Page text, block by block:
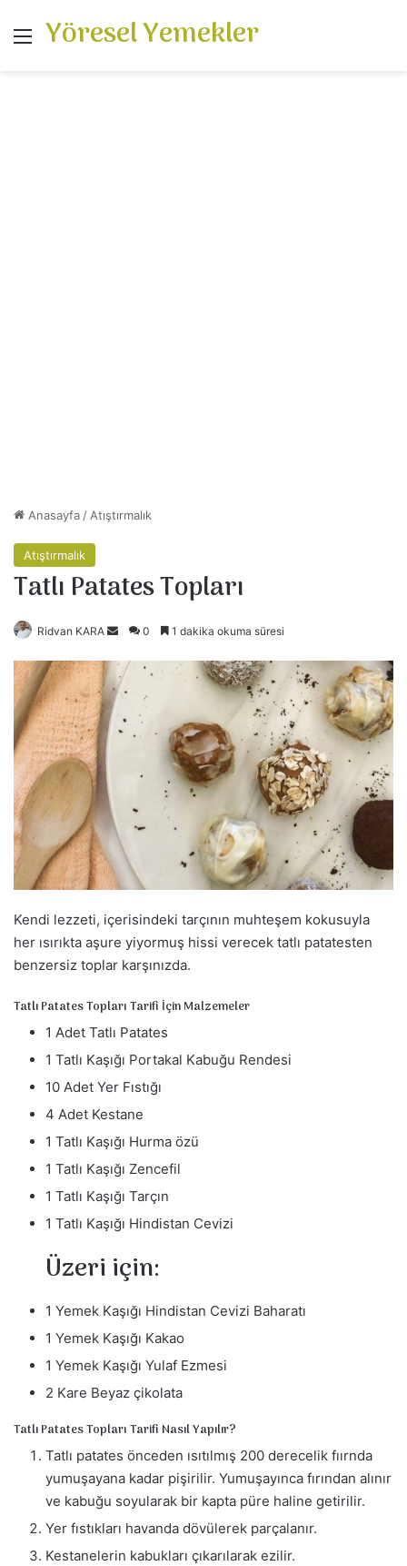
Menü
Yöresel Yemekler
Anasayfa / Atıştırmalık
Atıştırmalık
Tatlı Patates Topları
Ridvan KARA
r
e
-
g
n
d
e
e
k
0 1 dakika okuma süresi
Kendi lezzeti, içerisindeki tarçının muhteşem kokusuyla
her ısırıkta aşure yiyormuş hissi verecek tatlı patatesten
benzersiz toplar karşınızda.
Tatlı Patates Topları Tarifi İçin Malzemeler
1 Adet Tatlı Patates
1 Tatlı Kaşığı Portakal Kabuğu Rendesi
10 Adet Yer Fıstığı
4 Adet Kestane
1 Tatlı Kaşığı Hurma özü
1 Tatlı Kaşığı Zencefil
1 Tatlı Kaşığı Tarçın
1 Tatlı Kaşığı Hindistan Cevizi
Üzeri için:
1 Yemek Kaşığı Hindistan Cevizi Baharatı
1 Yemek Kaşığı Kakao
1 Yemek Kaşığı Yulaf Ezmesi
2 Kare Beyaz çikolata
Tatlı Patates Topları Tarifi Nasıl Yapılır?
Tatlı patates önceden ısıtılmış 200 derecelik fıırnda
yumuşayana kadar pişirilir. Yumuşayınca fırından alınır
ve kabuğu soyularak bir kapta püre haline getirilir.
Yer fıstıkları havanda dövülerek parçalanır.
Kestanelerin kabukları çıkarılarak ezilir.